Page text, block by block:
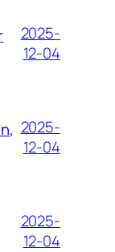
2025-
12-04
2025-
12-04
2025-
12-04